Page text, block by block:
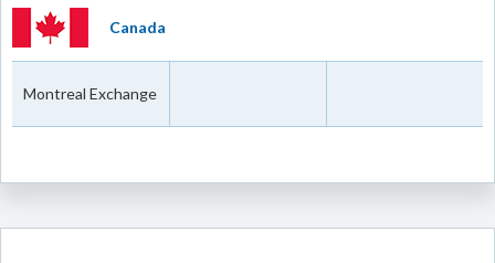
Canada
Montreal Exchange